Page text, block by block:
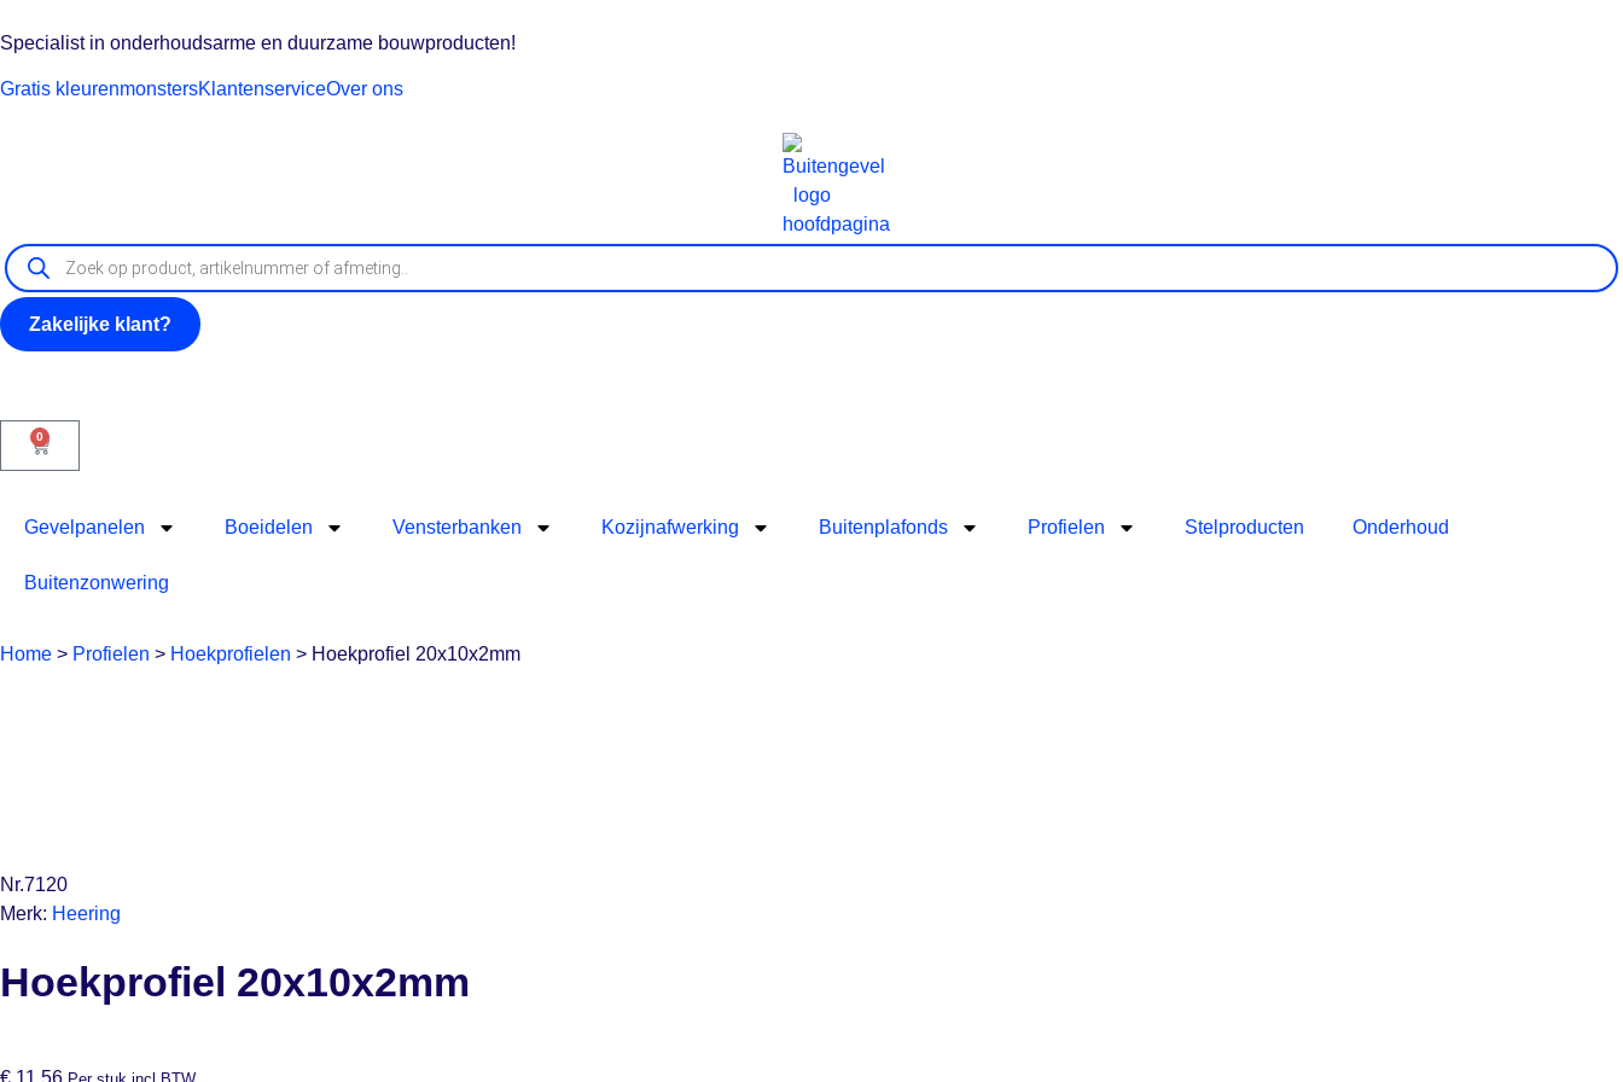
Specialist in onderhoudsarme en duurzame bouwproducten!
Gratis kleurenmonstersKlantenserviceOver ons
Zakelijke klant?
0
Gevelpanelen Boeidelen Vensterbanken Kozijnafwerking Buitenplafonds Profielen Stelproducten Onderhoud
Buitenzonwering
Home > Profielen > Hoekprofielen > Hoekprofiel 20x10x2mm
Nr.7120
Merk: Heering
Hoekprofiel 20x10x2mm
€ 11,56